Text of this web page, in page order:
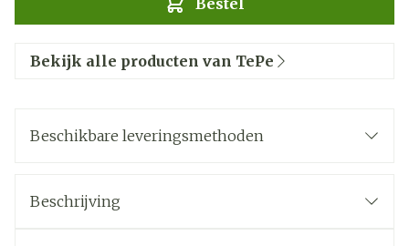
Bestel
Bekijk alle producten van TePe
Beschikbare leveringsmethoden
Beschrijving